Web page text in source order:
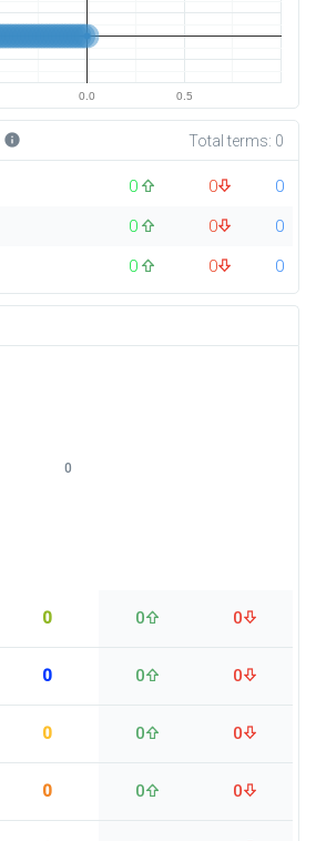
0.0 0.5
info Total terms: 0
0 0
0
0 0
0
0 0 0
0 0 0
0 0 0
0 0 0
0 0 0
0